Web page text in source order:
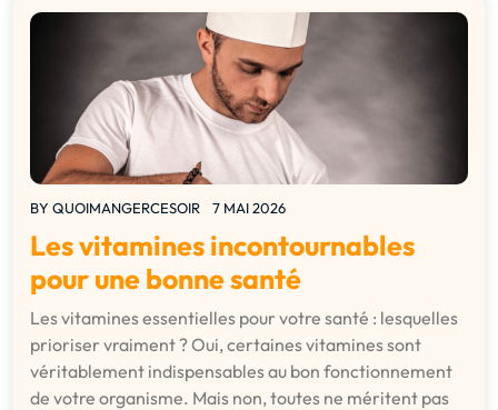
BY QUOIMANGERCESOIR 7 MAI 2026
Les vitamines incontournables
pour une bonne santé
Les vitamines essentielles pour votre santé : lesquelles
prioriser vraiment ? Oui, certaines vitamines sont
véritablement indispensables au bon fonctionnement
de votre organisme. Mais non, toutes ne méritent pas